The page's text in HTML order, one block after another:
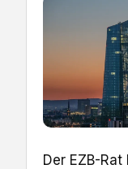
Der EZB-